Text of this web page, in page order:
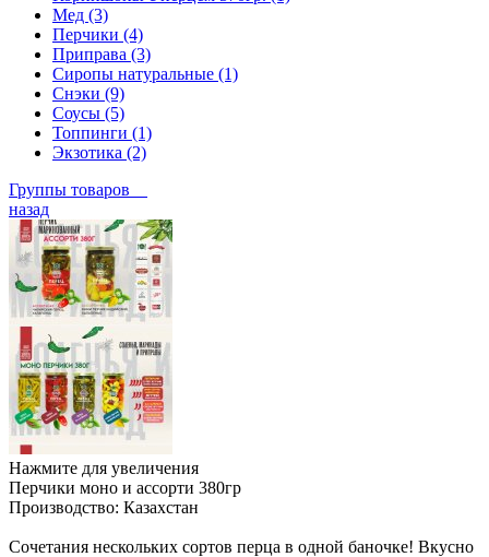
Мед (3)
Перчики (4)
Приправа (3)
Сиропы натуральные (1)
Снэки (9)
Соусы (5)
Топпинги (1)
Экзотика (2)
Группы товаров
назад
Нажмите для увеличения
Перчики моно и ассорти 380гр
Производство: Казахстан
Сочетания нескольких сортов перца в одной баночке! Вкусно